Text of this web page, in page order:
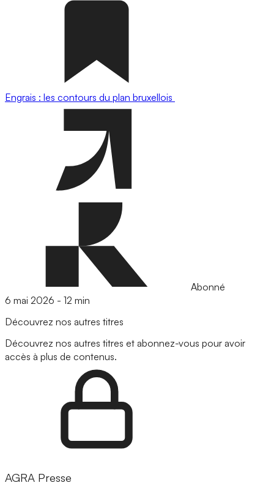
Engrais : les contours du plan bruxellois
Abonné
6 mai 2026 - 12 min
Découvrez nos autres titres
Découvrez nos autres titres et abonnez-vous pour avoir
accès à plus de contenus.
AGRA Presse